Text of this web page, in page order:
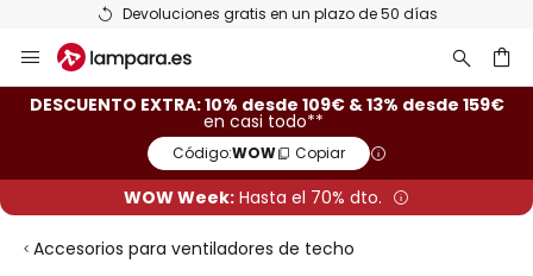
Devoluciones gratis en un plazo de 50 días
al
contenido
DESCUENTO EXTRA: 10% desde 109€ & 13% desde 159€
en casi todo**
Código:WOW Copiar
WOW Week: Hasta el 70% dto.
Accesorios para ventiladores de techo